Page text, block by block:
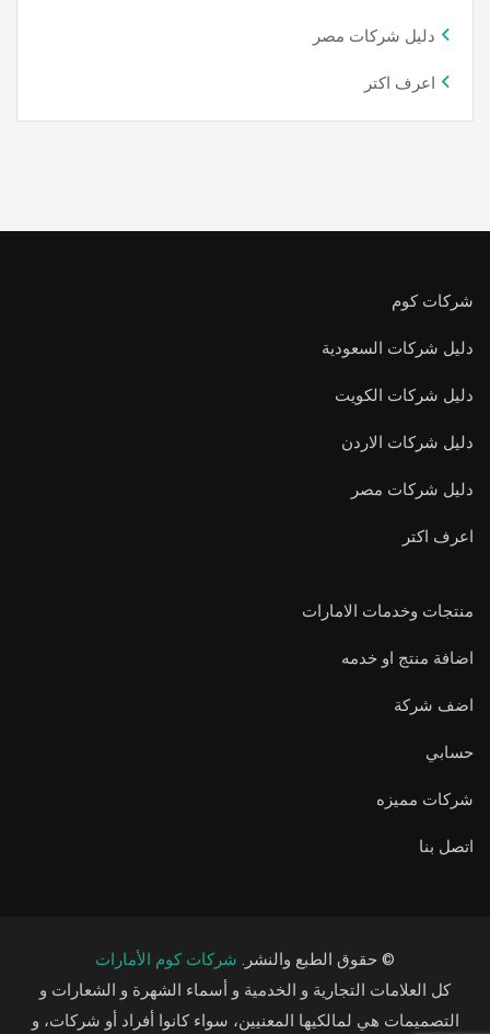
دليل شركات مصر
اعرف اكتر
شركات كوم
دليل شركات السعودية
دليل شركات الكويت
دليل شركات الاردن
دليل شركات مصر
اعرف اكتر
منتجات وخدمات الامارات
اضافة منتج او خدمه
اضف شركة
حسابي
شركات مميزه
اتصل بنا
© حقوق الطبع والنشر. شركات كوم الأمارات
كل العلامات التجارية و الخدمية و أسماء الشهرة و الشعارات و
التصميمات هي لمالكيها المعنيين، سواء كانوا أفراد أو شركات، و